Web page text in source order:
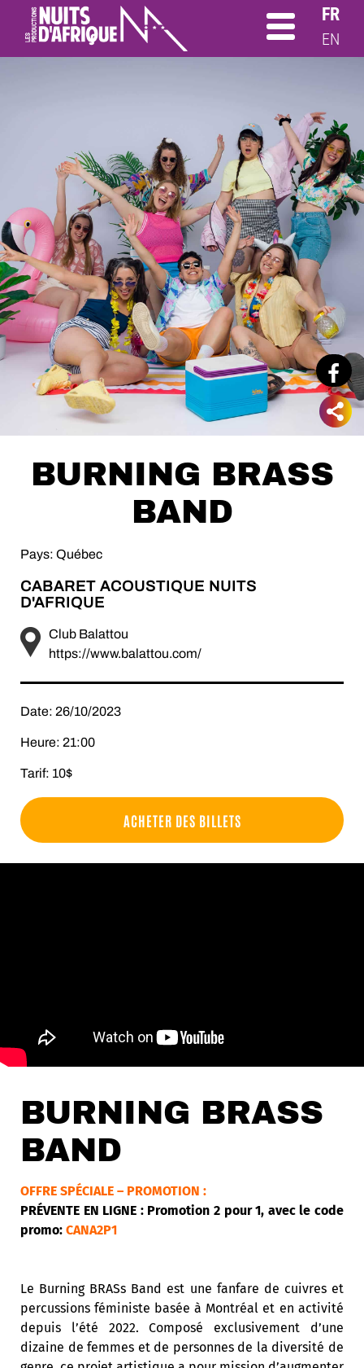
FR
EN
BURNING BRASS
BAND
Pays: Québec
CABARET ACOUSTIQUE NUITS
D'AFRIQUE
Club Balattou
https://www.balattou.com/
Date: 26/10/2023
Heure: 21:00
Tarif: 10$
ACHETER DES BILLETS
BURNING BRASS
BAND
OFFRE SPÉCIALE – PROMOTION :
PRÉVENTE EN LIGNE : Promotion 2 pour 1, avec le code
promo: CANA2P1
Le Burning BRASs Band est une fanfare de cuivres et
percussions féministe basée à Montréal et en activité
depuis l’été 2022. Composé exclusivement d’une
dizaine de femmes et de personnes de la diversité de